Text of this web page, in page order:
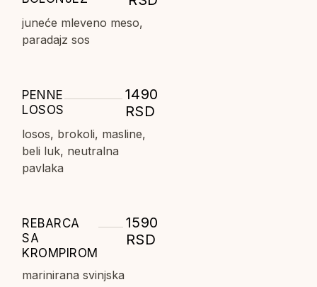
juneće mleveno meso,
paradajz sos
PENNE
LOSOS
1490
RSD
losos, brokoli, masline,
beli luk, neutralna
pavlaka
REBARCA
SA
KROMPIROM
1590
RSD
marinirana svinjska